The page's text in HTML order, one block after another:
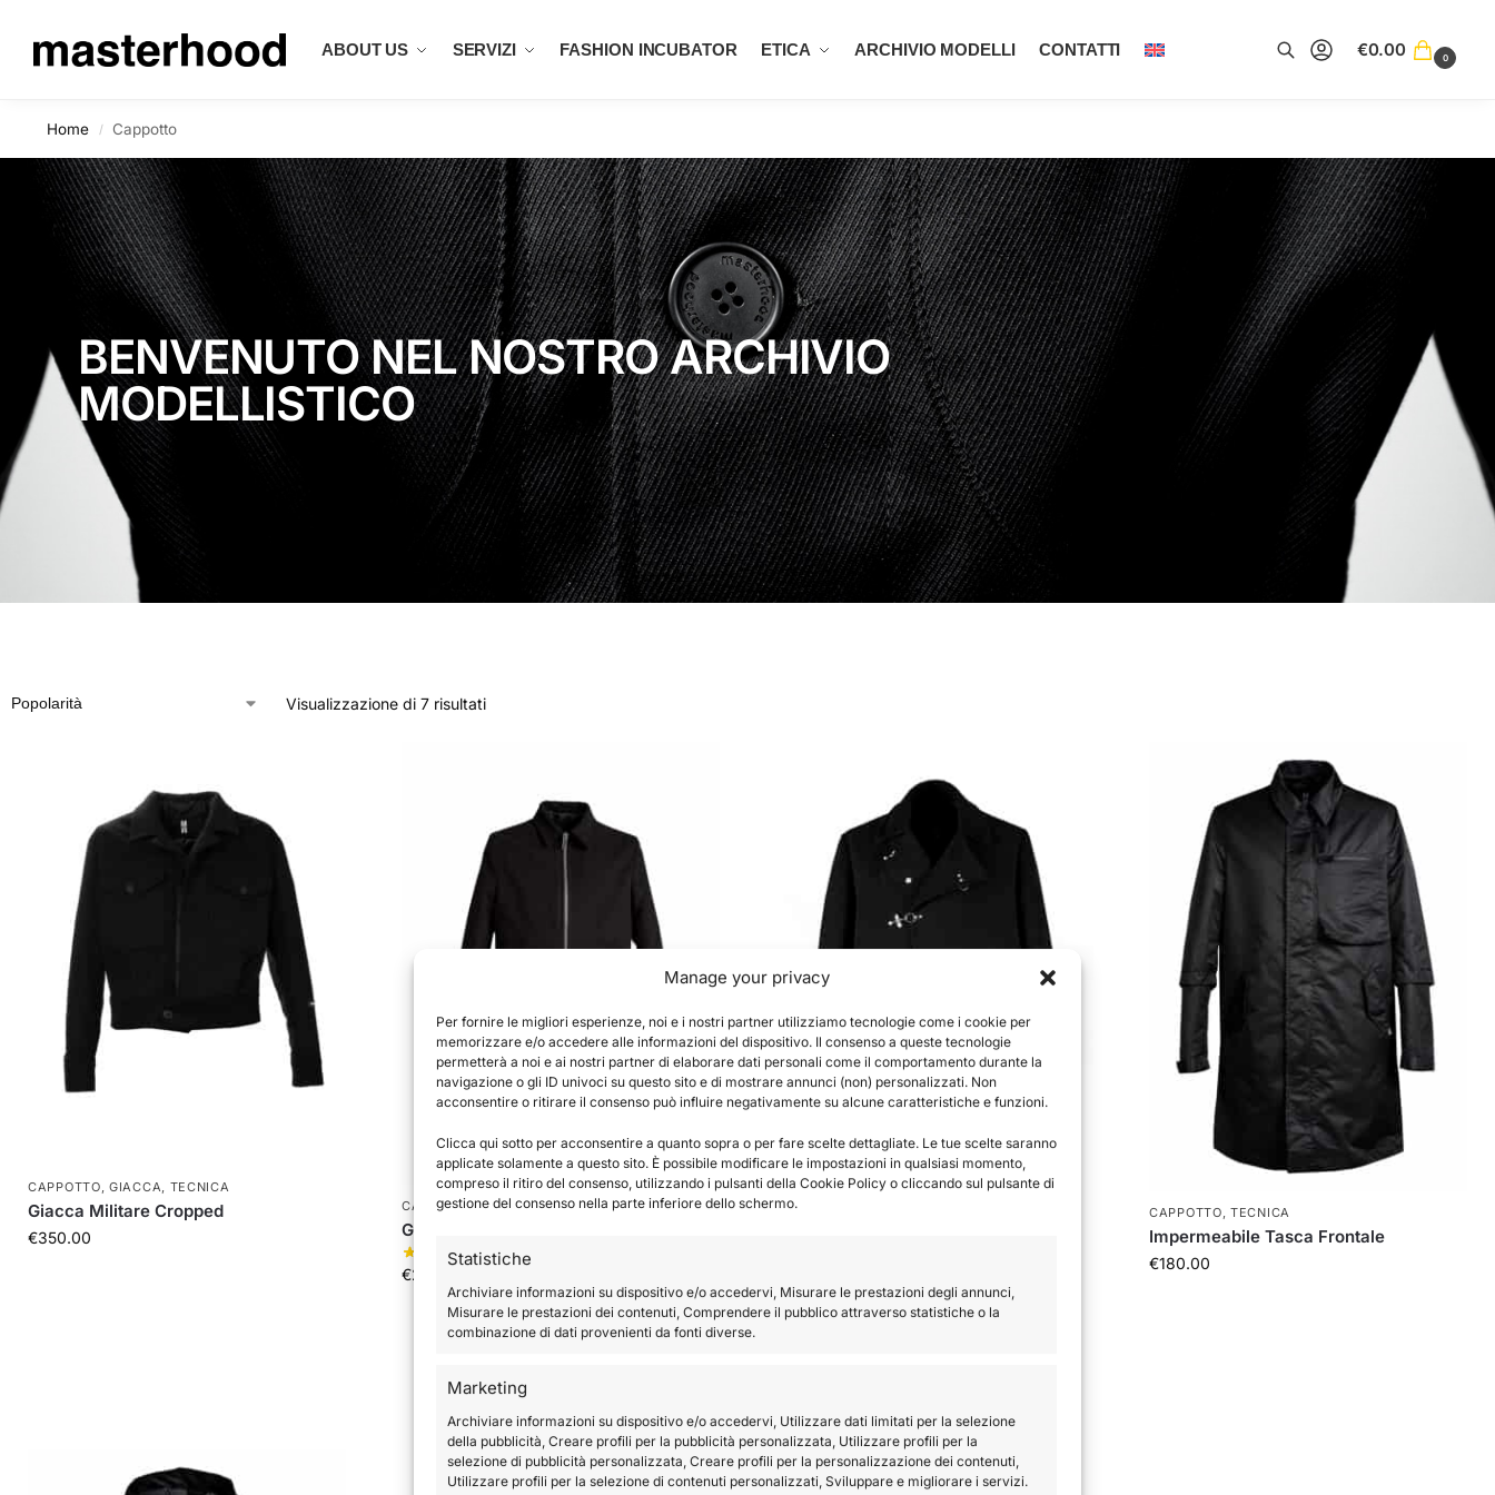
Manage your privacy
Per fornire le migliori esperienze, noi e i nostri partner utilizziamo tecnologie come i cookie per
memorizzare e/o accedere alle informazioni del dispositivo. Il consenso a queste tecnologie
permetterà a noi e ai nostri partner di elaborare dati personali come il comportamento durante la
navigazione o gli ID univoci su questo sito e di mostrare annunci (non) personalizzati. Non
acconsentire o ritirare il consenso può influire negativamente su alcune caratteristiche e funzioni.
Clicca qui sotto per acconsentire a quanto sopra o per fare scelte dettagliate. Le tue scelte saranno
applicate solamente a questo sito. È possibile modificare le impostazioni in qualsiasi momento,
compreso il ritiro del consenso, utilizzando i pulsanti della Cookie Policy o cliccando sul pulsante di
gestione del consenso nella parte inferiore dello schermo.
Statistiche
Archiviare informazioni su dispositivo e/o accedervi, Misurare le prestazioni degli annunci,
Misurare le prestazioni dei contenuti, Comprendere il pubblico attraverso statistiche o la
combinazione di dati provenienti da fonti diverse.
Marketing
Archiviare informazioni su dispositivo e/o accedervi, Utilizzare dati limitati per la selezione
della pubblicità, Creare profili per la pubblicità personalizzata, Utilizzare profili per la
selezione di pubblicità personalizzata, Creare profili per la personalizzazione dei contenuti,
Utilizzare profili per la selezione di contenuti personalizzati, Sviluppare e migliorare i servizi.
ABOUT US SERVIZI FASHION INCUBATOR ETICA ARCHIVIO MODELLI CONTATTI €0.00 0
Home / Cappotto
BENVENUTO NEL NOSTRO ARCHIVIO
MODELLISTICO
Visualizzazione di 7 risultati
CAPPOTTO,GIACCA, TECNICA
Giacca Militare Cropped
€350.00
CAPPOTTO,GIACCA,SARTORIA
Giacca cropped
€200.00
CAPPOTTO TECNICA
Cappotto Alamari
CAPPOTTO,TECNICA
Impermeabile Tasca Frontale
€180.00